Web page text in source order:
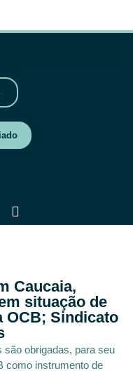
Caucaia,
situação de
OCB; Sindicato
obrigadas, para seu
como instrumento de